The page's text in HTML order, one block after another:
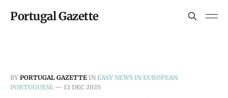
Portugal Gazette
BY PORTUGAL GAZETTE IN EASY NEWS IN EUROPEAN
PORTUGUESE — 12 DEC 2025